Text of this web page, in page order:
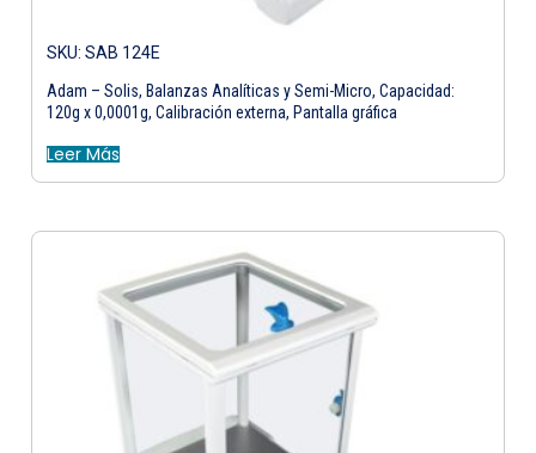
SKU: SAB 124E
Adam – Solis, Balanzas Analíticas y Semi-Micro, Capacidad:
120g x 0,0001g, Calibración externa, Pantalla gráfica
Leer Más